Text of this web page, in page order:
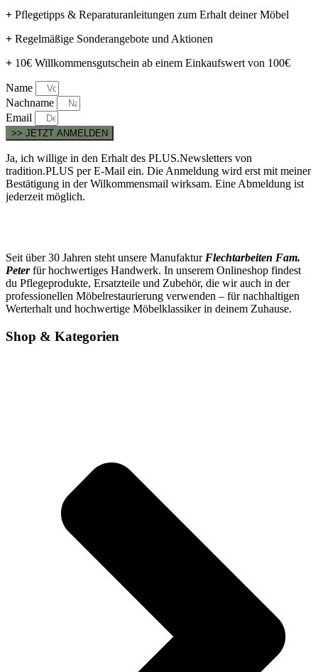
+ Pflegetipps & Reparaturanleitungen zum Erhalt deiner Möbel
+ Regelmäßige Sonderangebote und Aktionen
+ 10€ Willkommensgutschein ab einem Einkaufswert von 100€
Name
Nachname
Email
>> JETZT ANMELDEN
Ja, ich willige in den Erhalt des PLUS.Newsletters von
tradition.PLUS per E-Mail ein. Die Anmeldung wird erst mit meiner
Bestätigung in der Wilkommensmail wirksam. Eine Abmeldung ist
jederzeit möglich.
Seit über 30 Jahren steht unsere ManufakturFlechtarbeiten Fam.
Peterfür hochwertiges Handwerk. In unserem Onlineshop findest
du Pflegeprodukte, Ersatzteile und Zubehör, die wir auch in der
professionellen Möbelrestaurierung verwenden – für nachhaltigen
Werterhalt und hochwertige Möbelklassiker in deinem Zuhause.
Shop & Kategorien